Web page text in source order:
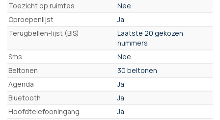
Toezicht op ruimtes
Nee
Oproepenlijst
Ja
Terugbellen-lijst (BIS)
Laatste 20 gekozen
nummers
Sms
Nee
Beltonen
30 beltonen
Agenda
Ja
Bluetooth
Ja
Hoofdtelefooningang
Ja